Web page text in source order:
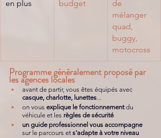
en plus
budget
de
mélanger
quad,
buggy,
motocross
Programme généralement proposé par
les agences locales
avant de partir, vous êtes équipés avec
casque, charlotte, lunettes...
on vous explique le fonctionnement du
véhicule et les règles de sécurité
un guide professionnel vous accompagne
sur le parcours et s'adapte à votre niveau